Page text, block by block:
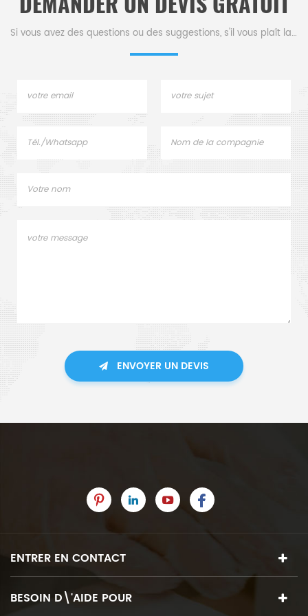
Si vous avez des questions ou des suggestions, s'il vous plaît laissez-nous un message,
ENVOYER UN DEVIS
ENTRER EN CONTACT
BESOIN D\'AIDE POUR